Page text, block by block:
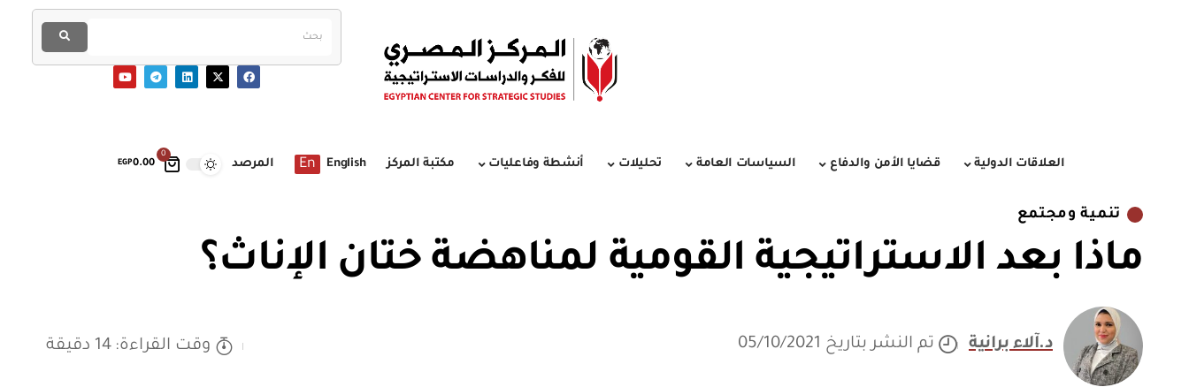
0
EGP0.00 العلاقات الدولية قضايا الأمن والدفاع السياسات العامة تحليلات أنشطة وفاعليات مكتبة المركز English
En المرصد
تنمية ومجتمع
ماذا بعد الاستراتيجية القومية لمناهضة ختان الإناث؟
د.آلاء برانية تم النشر بتاريخ 05/10/2021 وقت القراءة: 14 دقيقة